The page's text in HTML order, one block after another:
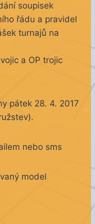
soupisek
řádu a pravidel
turnajů na
a OP trojic
pátek 28. 4. 2017
nebo sms
model